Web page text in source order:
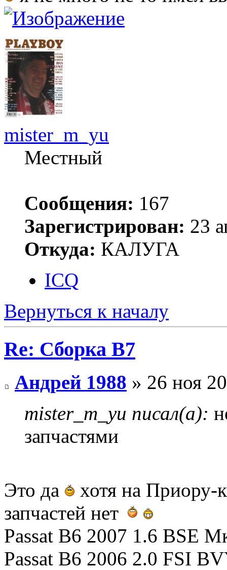
mister_m_yu
Местный
Сообщения: 167
Зарегистрирован: 23
Откуда: КАЛУГА
ICQ
Вернуться к началу
Re: Сборка B7
Андрей 1988 » 26 ноя
mister_m_yu писал(а):
запчастями
Это да
хотя на Приору-
запчастей нет
Passat B6 2007 1.6 BSE
Passat B6 2006 2.0 FSI